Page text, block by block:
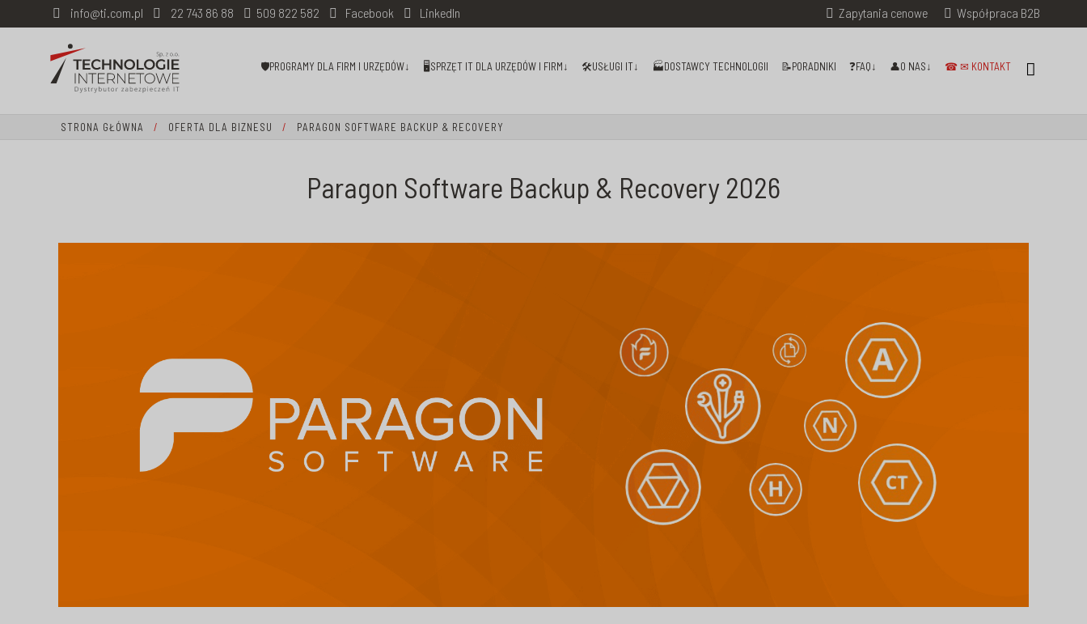
info@ti.com.pl 22 743 86 88 509 822 582 Facebook LinkedIn Zapytania cenowe Współpraca B2B
🛡PROGRAMY DLA FIRM I URZĘDÓW↓ 🖥️SPRZĘT IT DLA URZĘDÓW I FIRM↓ 🛠️USŁUGI IT↓ 🏭DOSTAWCY TECHNOLOGII 📝PORADNIKI ❓FAQ↓ 👤O NAS↓ ☎ ✉ KONTAKT
STRONA GŁÓWNA / OFERTA DLA BIZNESU / PARAGON SOFTWARE BACKUP & RECOVERY
Paragon Software Backup & Recovery 2026